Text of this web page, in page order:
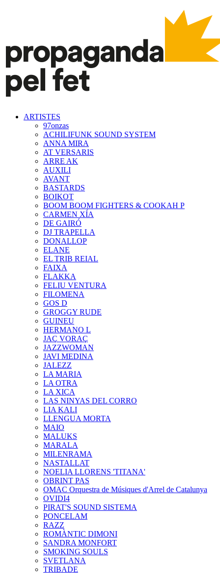
ARTISTES
97onzas
ACHILIFUNK SOUND SYSTEM
ANNA MIRA
AT VERSARIS
ARRE AK
AUXILI
AVANT
BASTARDS
BOIKOT
BOOM BOOM FIGHTERS & COOKAH P
CARMEN XÍA
DE GAIRÓ
DJ TRAPELLA
DONALLOP
ELANE
EL TRIB REIAL
FAIXA
FLAKKA
FELIU VENTURA
FILOMENA
GOS D
GROGGY RUDE
GUINEU
HERMANO L
JAÇ VORAÇ
JAZZWOMAN
JAVI MEDINA
JALEZZ
LA MARIA
LA OTRA
LA XICA
LAS NINYAS DEL CORRO
LIA KALI
LLENGUA MORTA
MAIO
MALUKS
MARALA
MILENRAMA
NASTALLAT
NOELIA LLORENS 'TITANA'
OBRINT PAS
OMAC Orquestra de Músiques d'Arrel de Catalunya
OVIDI4
PIRAT'S SOUND SISTEMA
PONCELAM
RAZZ
ROMÀNTIC DIMONI
SANDRA MONFORT
SMOKING SOULS
SVETLANA
TRIBADE